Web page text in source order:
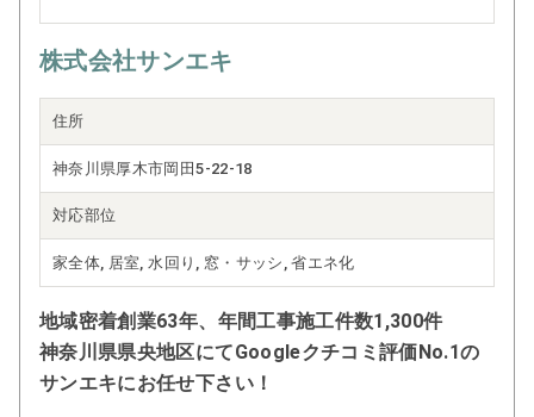
株式会社サンエキ
住所
神奈川県厚木市岡田5-22-18
対応部位
家全体, 居室, 水回り, 窓・サッシ, 省エネ化
地域密着創業63年、年間工事施工件数1,300件
神奈川県県央地区にてGoogleクチコミ評価No.1の
サンエキにお任せ下さい！